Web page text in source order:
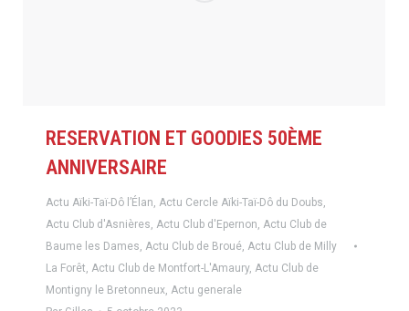
RESERVATION ET GOODIES 50ÈME
ANNIVERSAIRE
Actu Aïki-Taï-Dô l’Élan, Actu Cercle Aïki-Taï-Dô du Doubs,
Actu Club d'Asnières, Actu Club d'Epernon, Actu Club de
Baume les Dames, Actu Club de Broué, Actu Club de Milly
La Forêt, Actu Club de Montfort-L'Amaury, Actu Club de
Montigny le Bretonneux, Actu generale